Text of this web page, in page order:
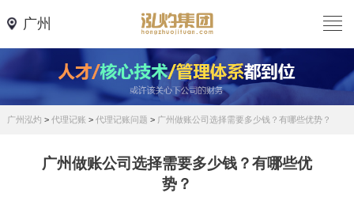
广州
广州泓灼 > 代理记账 > 代理记账问题 > 广州做账公司选择需要多少钱？有哪些优势？
广州做账公司选择需要多少钱？有哪些优
势？